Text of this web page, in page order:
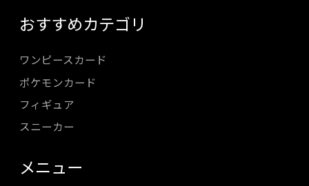
おすすめカテゴリ
ワンピースカード
ポケモンカード
フィギュア
スニーカー
メニュー